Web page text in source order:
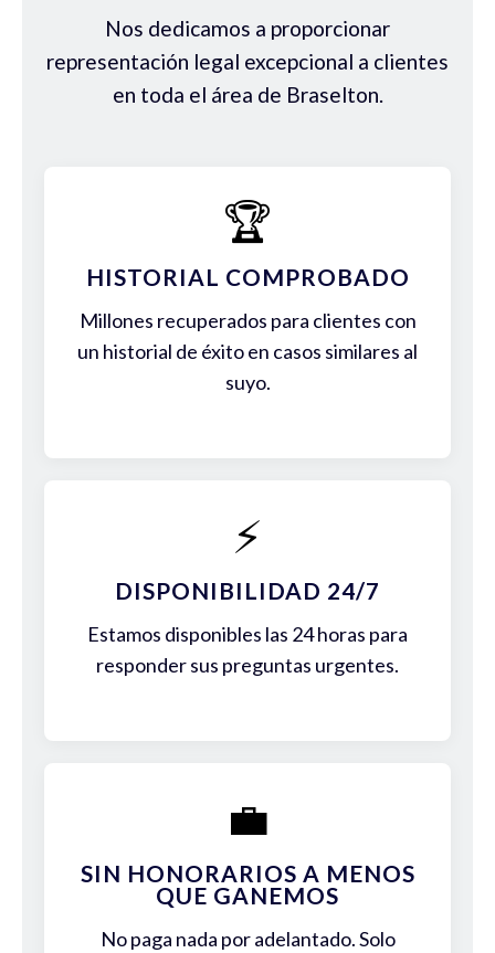
Nos dedicamos a proporcionar
representación legal excepcional a clientes
en toda el área de Braselton.
🏆
HISTORIAL COMPROBADO
Millones recuperados para clientes con
un historial de éxito en casos similares al
suyo.
⚡
DISPONIBILIDAD 24/7
Estamos disponibles las 24 horas para
responder sus preguntas urgentes.
💼
SIN HONORARIOS A MENOS
QUE GANEMOS
No paga nada por adelantado. Solo